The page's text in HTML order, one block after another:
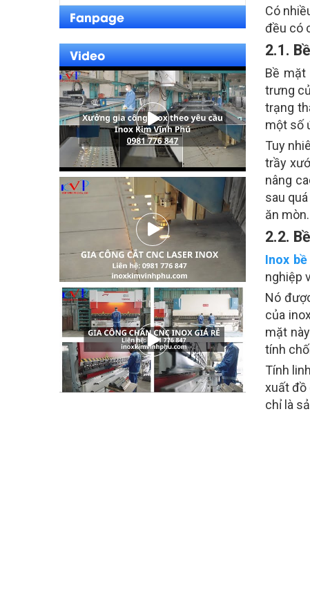
Fanpage
Video
Có
đều có
2.1.
Bề mặt
trưng
trạng
một số
Tuy
trầy
nâng
sau
ăn mòn.
2.2.
Inox
nghiệp
Nó
của
mặt
tính
Tính
xuất đồ
chỉ là